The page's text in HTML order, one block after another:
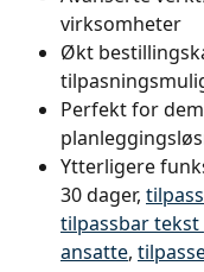
virksomheter
Økt
Perfekt for
Ytterligere
30 dager,
tilpassbar tekst
ansatte,